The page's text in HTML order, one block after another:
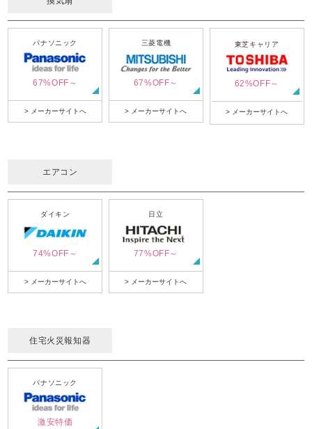
パナソニック
67%OFF～
> メーカーサイトへ
三菱電機
67%OFF～
> メーカーサイトへ
東芝キャリア
62%OFF～
> メーカーサイトへ
エアコン
ダイキン
74%OFF～
> メーカーサイトへ
日立
77%OFF～
> メーカーサイトへ
住宅火災報知器
パナソニック
激安特価